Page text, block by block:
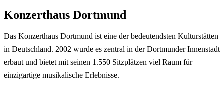
Konzerthaus Dortmund
Das Konzerthaus Dortmund ist eine der bedeutendsten Kulturstätten
in Deutschland. 2002 wurde es zentral in der Dortmunder Innenstadt
erbaut und bietet mit seinen 1.550 Sitzplätzen viel Raum für
einzigartige musikalische Erlebnisse.